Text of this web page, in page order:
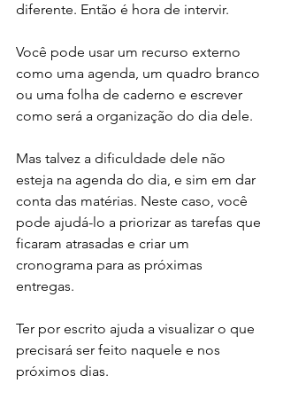
diferente. Então é hora de intervir.
Você pode usar um recurso externo
como uma agenda, um quadro branco
ou uma folha de caderno e escrever
como será a organização do dia dele.
Mas talvez a dificuldade dele não
esteja na agenda do dia, e sim em dar
conta das matérias. Neste caso, você
pode ajudá-lo a priorizar as tarefas que
ficaram atrasadas e criar um
cronograma para as próximas
entregas.
Ter por escrito ajuda a visualizar o que
precisará ser feito naquele e nos
próximos dias.